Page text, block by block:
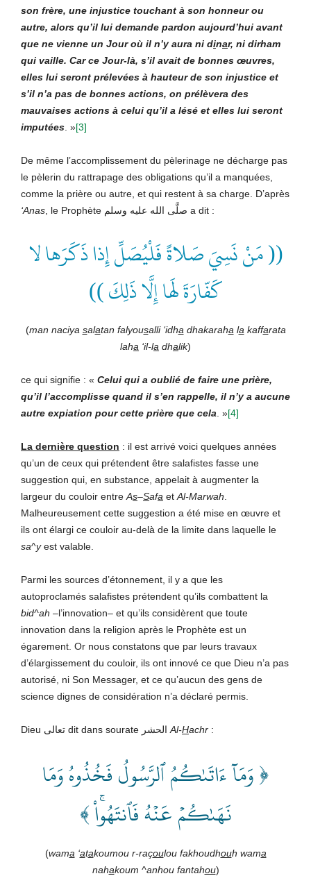
son frère, une injustice touchant à son honneur ou
autre, alors qu’il lui demande pardon aujourd’hui avant
que ne vienne un Jour où il n’y aura ni dinar, ni dirham
qui vaille. Car ce Jour-là, s’il avait de bonnes œuvres,
elles lui seront prélevées à hauteur de son injustice et
s’il n’a pas de bonnes actions, on prélèvera des
mauvaises actions à celui qu’il a lésé et elles lui seront
imputées . »[3]
De même l’accomplissement du pèlerinage ne décharge pas
le pèlerin du rattrapage des obligations qu’il a manquées,
comme la prière ou autre, et qui restent à sa charge. D’après
‘Anas
, le Prophète صلَّى الله عليه وسلم a dit :
(( مَنْ نَسِيَ صَلاةً فَلْيُصَلِّ إِذا ذَكَرَها لا
كَفّارَةَ لَها إِلَّا ذَلِكَ ))
(man naciya salatan falyousalli ‘idha dhakaraha la kaffarata
laha ‘il-la dhalik)
ce qui signifie : « Celui qui a oublié de faire une prière,
qu’il l’accomplisse quand il s’en rappelle, il n’y a aucune
autre expiation pour cette prière que cela . »[4]
La dernière question : il est arrivé voici quelques années
qu’un de ceux qui prétendent être salafistes fasse une
suggestion qui, en substance, appelait à augmenter la
largeur du couloir entre As–Safa et Al-Marwah
Malheureusement cette suggestion a été mise en œuvre et
ils ont élargi ce couloir au-delà de la limite dans laquelle le
sa^yest valable.
Parmi les sources d’étonnement, il y a que les
autoproclamés salafistes prétendent qu’ils combattent la
bid^ah –l’innovation– et qu’ils considèrent que toute
innovation dans la religion après le Prophète est un
égarement. Or nous constatons que par leurs travaux
d’élargissement du couloir, ils ont innové ce que Dieu n’a pas
autorisé, ni Son Messager, et ce qu’aucun des gens de
science dignes de considération n’a déclaré permis.
Al-Hachr :
﴿ وَمَآ ءَاتَىٰكُمُ ٱلرَّسُولُ فَخُذُوهُ وَمَا
نَهَىٰكُمۡ عَنۡهُ فَٱنتَهُواْۚ ﴾
(wama ‘atakoumou r-raçoulou fakhoudhouh wama
nahakoum ^anhou fantahou)